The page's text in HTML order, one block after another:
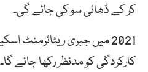
کر کے ڈھائی سو کی جائے گی۔
2021 میں جبری
کارکردگی کو مدنظر رکھا جائے گا۔